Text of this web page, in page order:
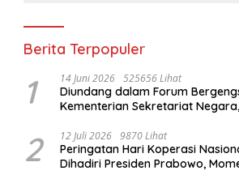
Berita Terpopuler
1 14 Juni 2026 525656 Lihat
Diundang dalam Forum
Kementerian Sekretariat
Indonesia
2 12 Juli 2026 9870 Lihat
Peringatan Hari Koperasi
Dihadiri Presiden Prabowo,